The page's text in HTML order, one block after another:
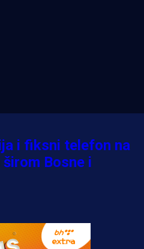
i fiksni telefon na
Bosne i